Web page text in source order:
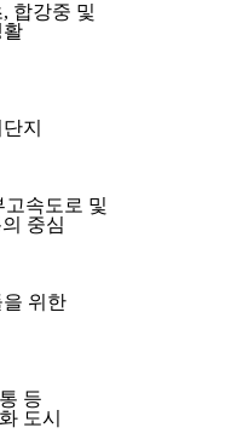
합강중 및
활
지
속도로 및
중심
위한
등
도시